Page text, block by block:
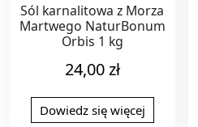
Sól karnalitowa z Morza
Martwego NaturBonum
Orbis 1 kg
24,00zł
Dowiedz się więcej